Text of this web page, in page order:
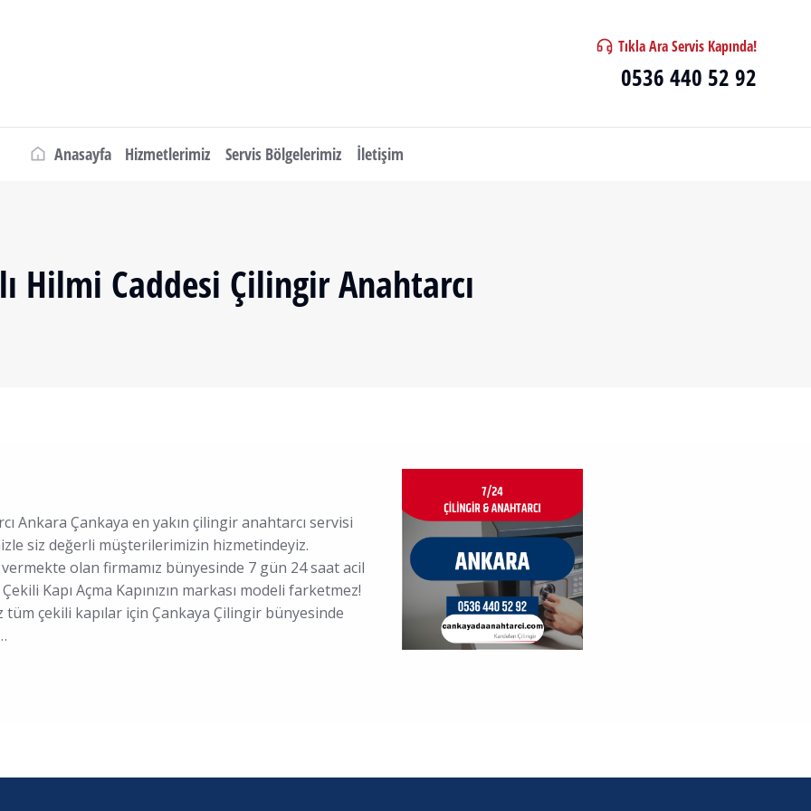
Tıkla Ara Servis Kapında!
0536 440 52 92
Anasayfa Hizmetlerimiz Servis Bölgelerimiz İletişim
Hilmi Caddesi Çilingir Anahtarcı
Ankara Çankaya en yakın çilingir anahtarcı servisi
siz değerli müşterilerimizin hizmetindeyiz.
olan firmamız bünyesinde 7 gün 24 saat acil
Kapı Açma Kapınızın markası modeli farketmez!
tüm çekili kapılar için Çankaya Çilingir bünyesinde